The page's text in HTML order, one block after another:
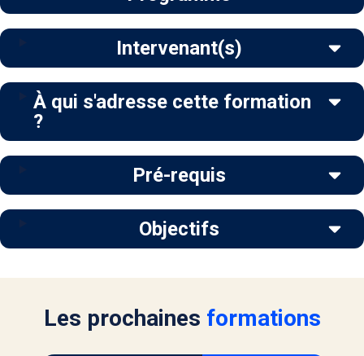
Intervenant(s)
À qui s'adresse cette formation
?
Pré-requis
Objectifs
Les prochaines formations